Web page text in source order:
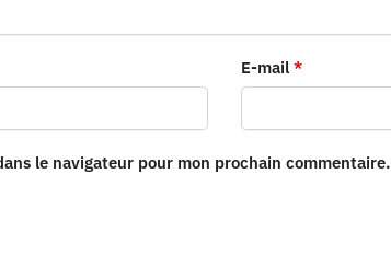
E-mail *
le navigateur pour mon prochain commentaire.